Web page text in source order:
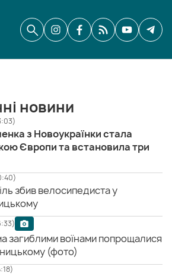
новини
з Новоукраїнки стала
Європи та встановила три
збив велосипедиста у
загиблими воїнами попрощалися
(фото)